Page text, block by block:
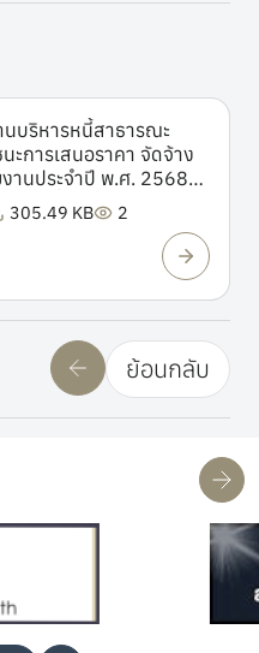
นบริหารหนี้สาธารณะ
านประจำปี พ.ศ. 2568
ารหนี้สาธารณะ โดยวิธี
305.49 KB 2
ย้อนกลับ